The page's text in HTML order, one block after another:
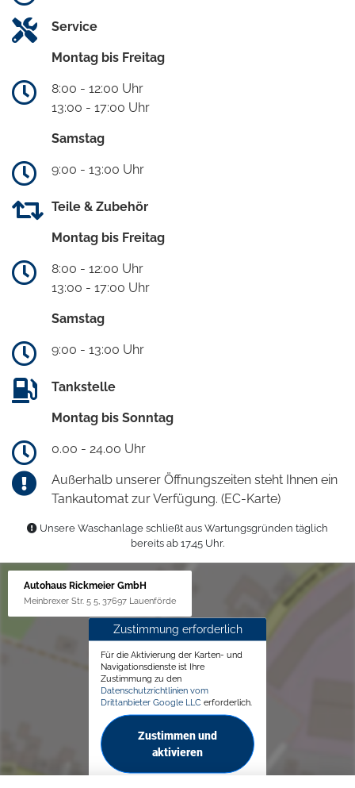
Service
Montag bis Freitag
8:00 - 12:00 Uhr
13:00 - 17:00 Uhr
Samstag
9:00 - 13:00 Uhr
Teile & Zubehör
Montag bis Freitag
8:00 - 12:00 Uhr
13:00 - 17:00 Uhr
Samstag
9:00 - 13:00 Uhr
Tankstelle
Montag bis Sonntag
0.00 - 24.00 Uhr
Außerhalb unserer Öffnungszeiten steht Ihnen ein
Tankautomat zur Verfügung. (EC-Karte)
Unsere Waschanlage schließt aus Wartungsgründen täglich
bereits ab 17.45 Uhr.
Autohaus Rickmeier GmbH
Meinbrexer Str. 5 5, 37697 Lauenförde
Zustimmung erforderlich
Für die Aktivierung der Karten- und
Navigationsdienste ist Ihre
Zustimmung zu den
Datenschutzrichtlinien vom
Drittanbieter Google LLC erforderlich.
Zustimmen und
aktivieren